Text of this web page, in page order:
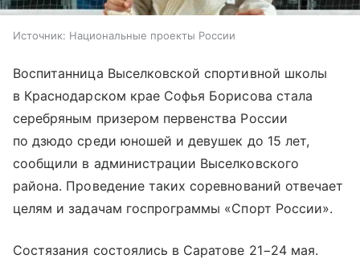
Источник: Национальные проекты России
Воспитанница Выселковской спортивной школы
в Краснодарском крае Софья Борисова стала
серебряным призером первенства России
по дзюдо среди юношей и девушек до 15 лет,
сообщили в администрации Выселковского
района. Проведение таких соревнований отвечает
целям и задачам госпрограммы «Спорт России».
Состязания состоялись в Саратове 21−24 мая.